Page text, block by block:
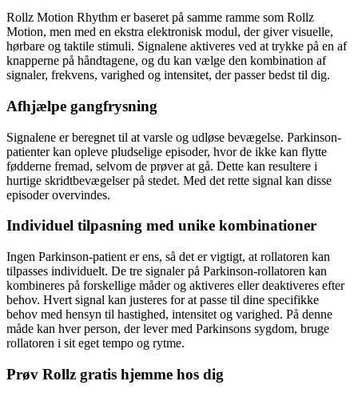
Rollz Motion Rhythm er baseret på samme ramme som Rollz
Motion, men med en ekstra elektronisk modul, der giver visuelle,
hørbare og taktile stimuli. Signalene aktiveres ved at trykke på en af
knapperne på håndtagene, og du kan vælge den kombination af
signaler, frekvens, varighed og intensitet, der passer bedst til dig.
Afhjælpe gangfrysning
Signalene er beregnet til at varsle og udløse bevægelse. Parkinson-
patienter kan opleve pludselige episoder, hvor de ikke kan flytte
fødderne fremad, selvom de prøver at gå. Dette kan resultere i
hurtige skridtbevægelser på stedet. Med det rette signal kan disse
episoder overvindes.
Individuel tilpasning med unike kombinationer
Ingen Parkinson-patient er ens, så det er vigtigt, at rollatoren kan
tilpasses individuelt. De tre signaler på Parkinson-rollatoren kan
kombineres på forskellige måder og aktiveres eller deaktiveres efter
behov. Hvert signal kan justeres for at passe til dine specifikke
behov med hensyn til hastighed, intensitet og varighed. På denne
måde kan hver person, der lever med Parkinsons sygdom, bruge
rollatoren i sit eget tempo og rytme.
Prøv Rollz gratis hjemme hos dig